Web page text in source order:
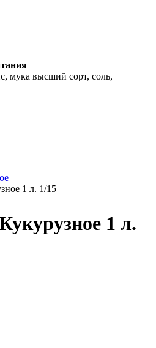
мука высший сорт, соль,
1 л. 1/15
1 л.